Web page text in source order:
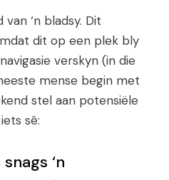
van ‘n bladsy. Dit
dit op een plek bly
verskyn (in die
mense begin met
stel aan potensiële
sê:
‘n